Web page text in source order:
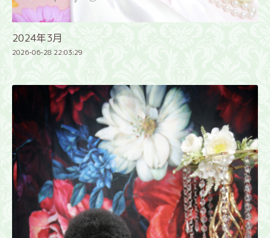
2024年3月
2026-06-28 22:03:29